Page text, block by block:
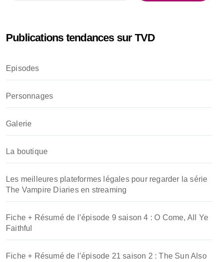
r
e
r
:
Publications tendances sur TVD
Episodes
Personnages
Galerie
La boutique
Les meilleures plateformes légales pour regarder la série
The Vampire Diaries en streaming
Fiche + Résumé de l’épisode 9 saison 4 : O Come, All Ye
Faithful
Fiche + Résumé de l’épisode 21 saison 2 : The Sun Also